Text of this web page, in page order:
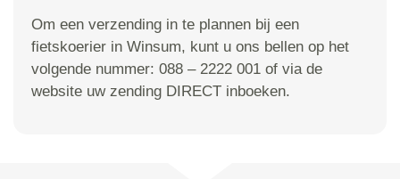
Om een verzending in te plannen bij een
fietskoerier in Winsum, kunt u ons bellen op het
volgende nummer: 088 – 2222 001 of via de
website uw zending DIRECT inboeken.